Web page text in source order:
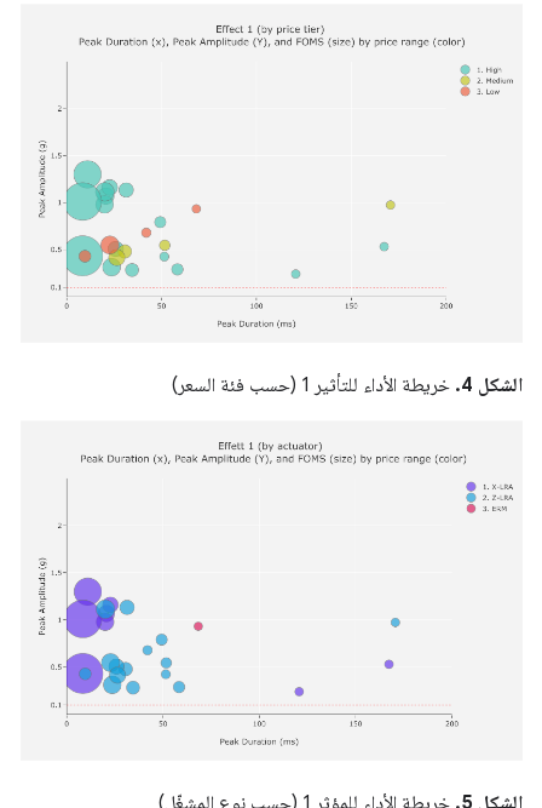
الشكل 4. خريطة الأداء للتأثير 1 (حسب فئة السعر)